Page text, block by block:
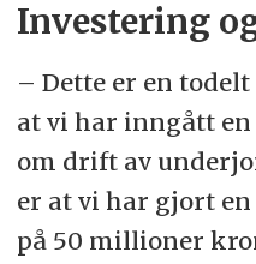
Investering
– Dette er en todelt
at vi har inngått
om drift av
er at vi har gjort
på 50 millioner